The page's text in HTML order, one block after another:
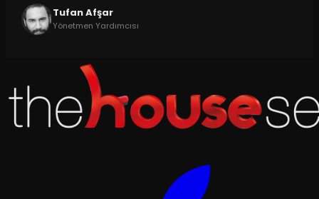
Tufan Afşar
Yönetmen Yardımcısı